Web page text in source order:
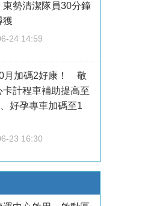
勢清潔隊員30分鐘
獲
24 14:59
月加碼2好康！ 敬
卡計程車補助提高至
好孕專車加碼至1
23 16:30